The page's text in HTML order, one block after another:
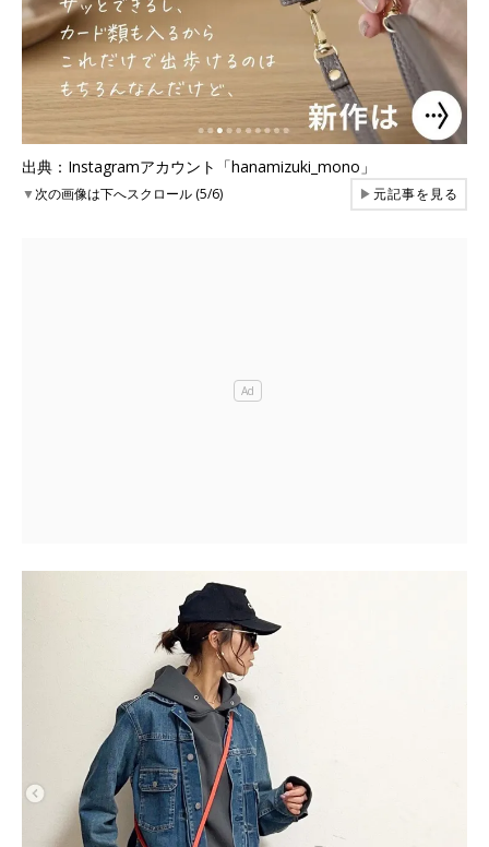
出典：Instagramアカウント「hanamizuki_mono」
▼次の画像は下へスクロール (5/6) ▶元記事を見る